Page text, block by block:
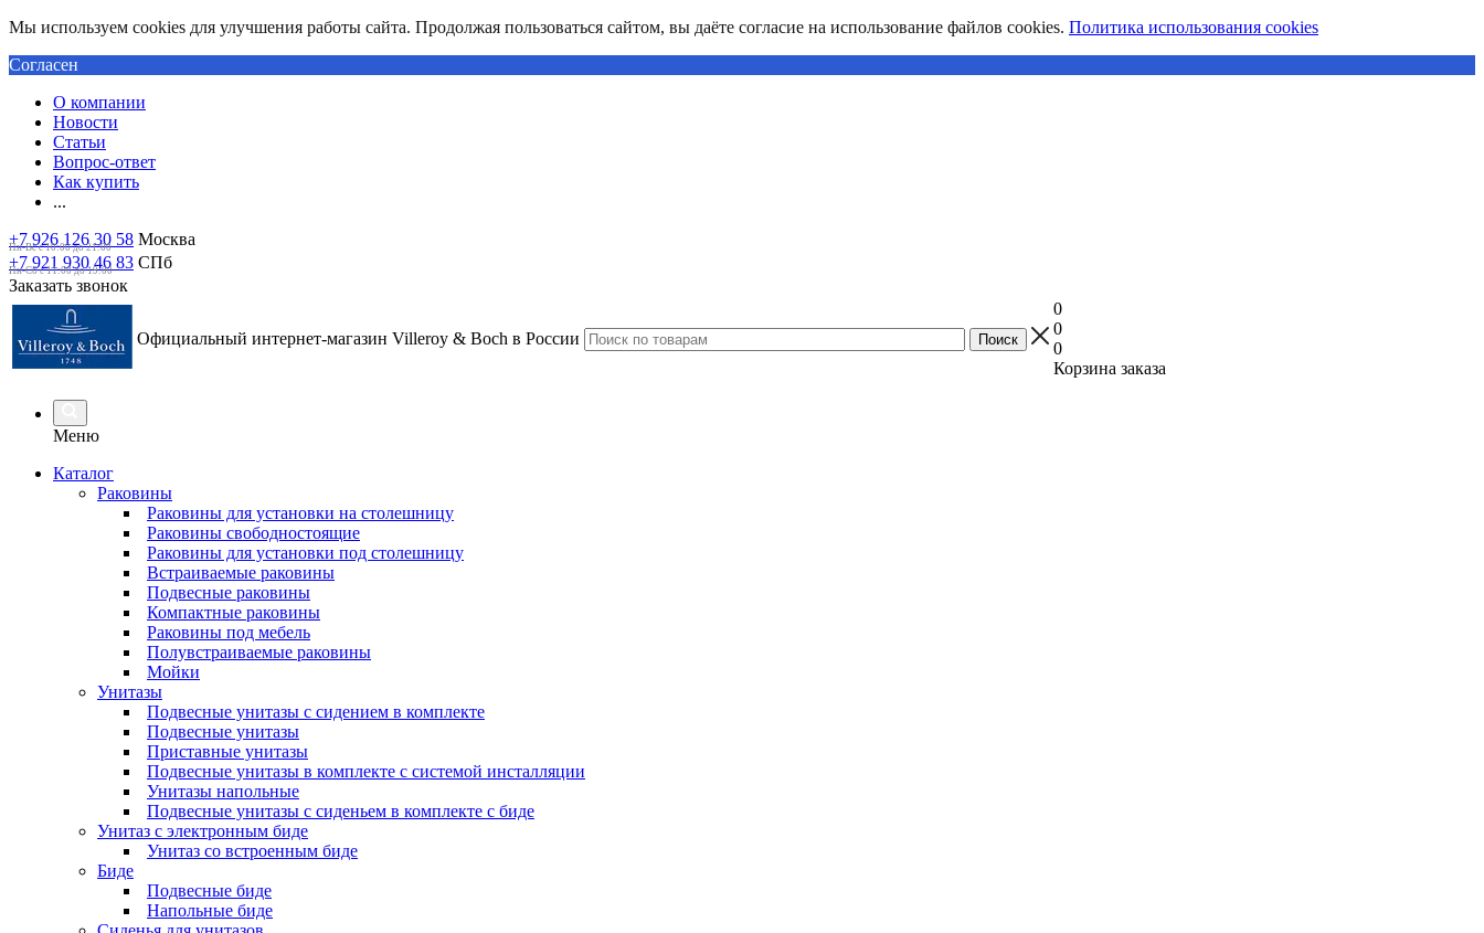
Мы используем cookies для улучшения работы сайта. Продолжая пользоваться сайтом, вы даёте согласие на использование файлов cookies. Политика использования cookies
Согласен
О компании
Новости
Статьи
Вопрос-ответ
Как купить
...
+7 926 126 30 58 Москва
Пн-Вс с 10:00 до 21:00
+7 921 930 46 83 СПб
Пн-Сб c 11:00 до 19:00
Заказать звонок
Официальный интернет-магазин Villeroy & Boch в России
0
0
0
Корзина заказа
Меню
Каталог
Раковины
Раковины для установки на столешницу
Раковины свободностоящие
Раковины для установки под столешницу
Встраиваемые раковины
Подвесные раковины
Компактные раковины
Раковины под мебель
Полувстраиваемые раковины
Мойки
Унитазы
Подвесные унитазы с сидением в комплекте
Подвесные унитазы
Приставные унитазы
Подвесные унитазы в комплекте с системой инсталляции
Унитазы напольные
Подвесные унитазы с сиденьем в комплекте с биде
Унитаз с электронным биде
Унитаз со встроенным биде
Биде
Подвесные биде
Напольные биде